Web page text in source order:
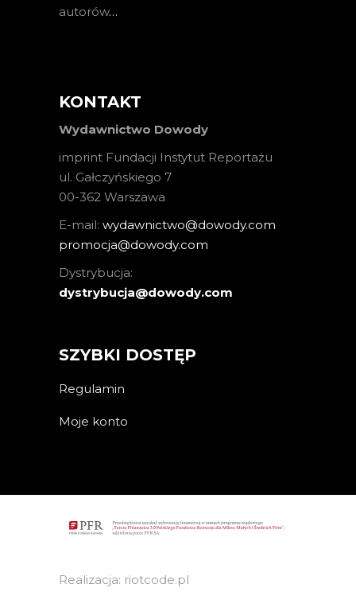
autorów…
KONTAKT
Wydawnictwo Dowody
imprint Fundacji Instytut Reportażu
ul. Gałczyńskiego 7
00-362 Warszawa
E-mail: wydawnictwo@dowody.com
promocja@dowody.com
Dystrybucja:
dystrybucja@dowody.com
SZYBKI DOSTĘP
Regulamin
Moje konto
Realizacja: riotcode.pl